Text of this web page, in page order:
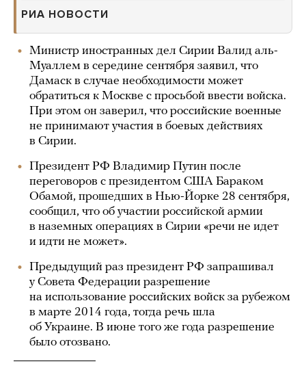
РИА НОВОСТИ
Министр иностранных дел Сирии Валид аль-
Муаллем в середине сентября заявил, что
Дамаск в случае необходимости может
обратиться к Москве с просьбой ввести войска.
При этом он заверил, что российские военные
не принимают участия в боевых действиях
в Сирии.
Президент РФ Владимир Путин после
переговоров с президентом США Бараком
Обамой, прошедших в Нью-Йорке 28 сентября,
сообщил, что об участии российской армии
в наземных операциях в Сирии «речи не идет
и идти не может».
Предыдущий раз президент РФ запрашивал
у Совета Федерации разрешение
на использование российских войск за рубежом
в марте 2014 года, тогда речь шла
об Украине. В июне того же года разрешение
было отозвано.